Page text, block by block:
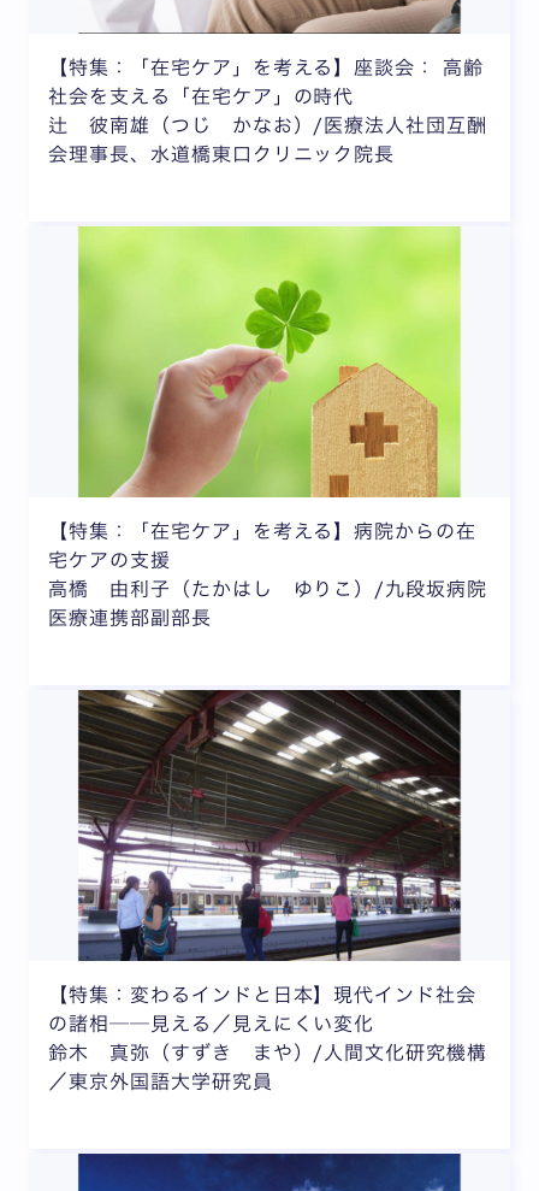
【特集：「在宅ケア」を考える】座談会： 高齢
社会を支える「在宅ケア」の時代
辻 彼南雄（つじ かなお）/医療法人社団互酬
会理事長、水道橋東口クリニック院長
【特集：「在宅ケア」を考える】病院からの在
宅ケアの支援
高橋 由利子（たかはし ゆりこ）/九段坂病院
医療連携部副部長
【特集：変わるインドと日本】現代インド社会
の諸相──見える／見えにくい変化
鈴木 真弥（すずき まや）/人間文化研究機構
／東京外国語大学研究員